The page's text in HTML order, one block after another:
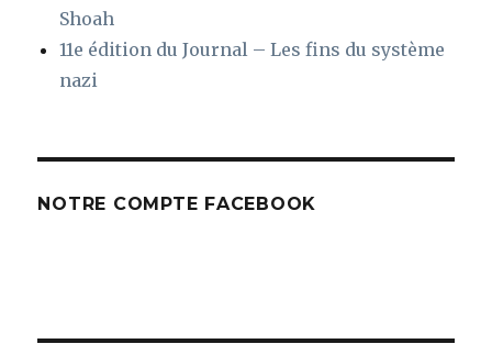
Shoah
11e édition du Journal – Les fins du système
nazi
NOTRE COMPTE FACEBOOK